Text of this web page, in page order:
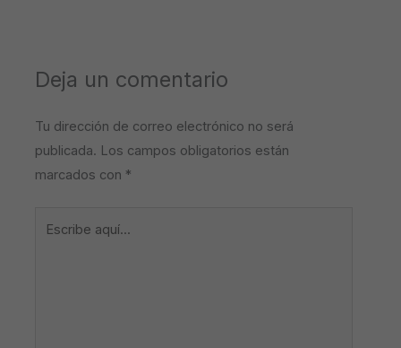
Deja un comentario
Tu dirección de correo electrónico no será
publicada. Los campos obligatorios están
marcados con *